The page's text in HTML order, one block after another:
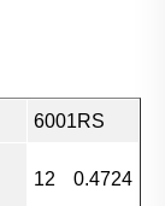
6001RS
12 0.4724